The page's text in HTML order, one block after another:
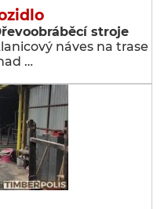
stroje
náves na trase
…